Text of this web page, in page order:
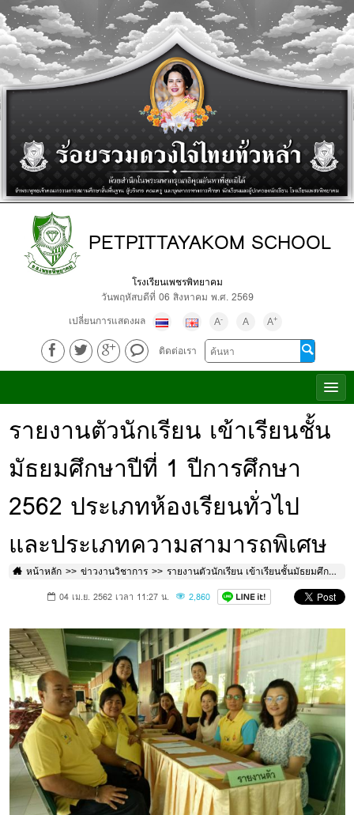
PETPITTAYAKOM SCHOOL
โรงเรียนเพชรพิทยาคม
วันพฤหัสบดีที่ 06 สิงหาคม พ.ศ. 2569
เปลี่ยนการแสดงผล
A- A A+
ติดต่อเรา
รายงานตัวนักเรียน เข้าเรียนชั้น
มัธยมศึกษาปีที่ 1 ปีการศึกษา
2562 ประเภทห้องเรียนทั่วไป
และประเภทความสามารถพิเศษ
หน้าหลัก ข่าวงานวิชาการ รายงานตัวนักเรียน เข้าเรียนชั้นมัธยมศึกษาปีที่ 1 ปีการศึกษา 2562 ประเภทห้องเรียนทั่วไป และประเภทความสามารถพิเศษ
04 เม.ย. 2562 เวลา 11:27 น. 2,860